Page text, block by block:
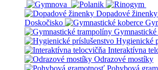
Dopadové žinenky
Doskočisko
Hygienické
Interaktívna
Odrazové mostíky
Pohybová